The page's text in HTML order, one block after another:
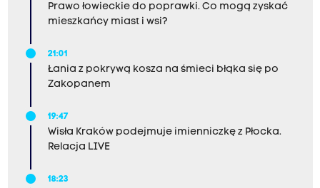
Prawo łowieckie do poprawki. Co mogą zyskać
mieszkańcy miast i wsi?
21:01
Łania z pokrywą kosza na śmieci błąka się po
Zakopanem
19:47
Wisła Kraków podejmuje imienniczkę z Płocka.
Relacja LIVE
18:23